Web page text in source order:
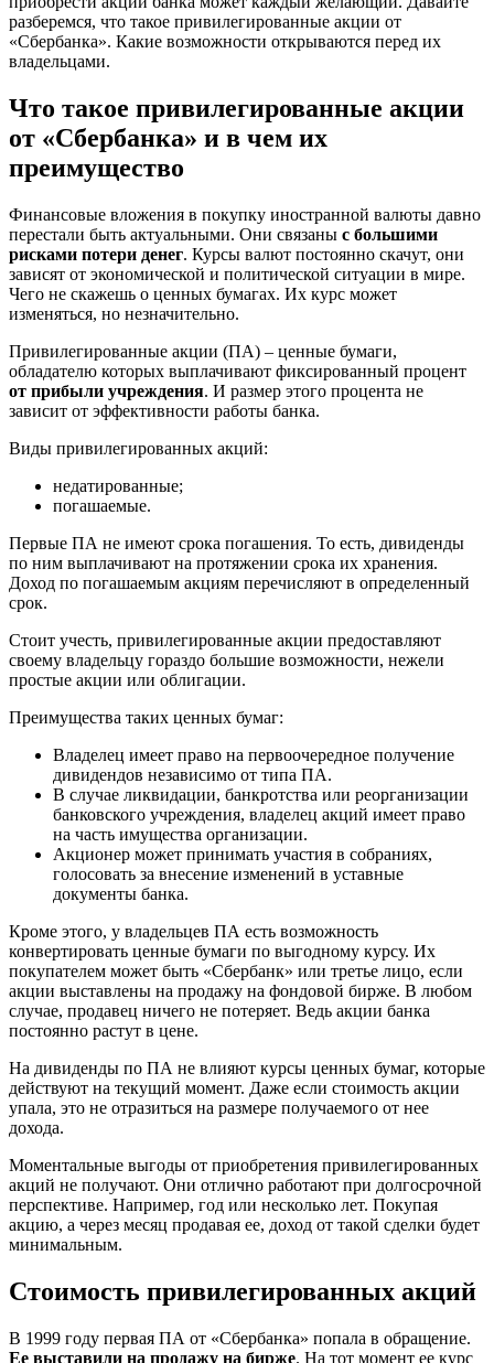
разберемся, что такое привилегированные акции от
«Сбербанка». Какие возможности открываются перед их
владельцами.
Что такое привилегированные акции
от «Сбербанка» и в чем их
преимущество
Финансовые вложения в покупку иностранной валюты давно
перестали быть актуальными. Они связаны с большими
рисками потери денег. Курсы валют постоянно скачут, они
зависят от экономической и политической ситуации в мире.
Чего не скажешь о ценных бумагах. Их курс может
изменяться, но незначительно.
Привилегированные акции (ПА) – ценные бумаги,
обладателю которых выплачивают фиксированный процент
от прибыли учреждения. И размер этого процента не
зависит от эффективности работы банка.
Виды привилегированных акций:
недатированные;
погашаемые.
Первые ПА не имеют срока погашения. То есть, дивиденды
по ним выплачивают на протяжении срока их хранения.
Доход по погашаемым акциям перечисляют в определенный
срок.
Стоит учесть, привилегированные акции предоставляют
своему владельцу гораздо большие возможности, нежели
простые акции или облигации.
Преимущества таких ценных бумаг:
Владелец имеет право на первоочередное получение
дивидендов независимо от типа ПА.
В случае ликвидации, банкротства или реорганизации
банковского учреждения, владелец акций имеет право
на часть имущества организации.
Акционер может принимать участия в собраниях,
голосовать за внесение изменений в уставные
документы банка.
Кроме этого, у владельцев ПА есть возможность
конвертировать ценные бумаги по выгодному курсу. Их
покупателем может быть «Сбербанк» или третье лицо, если
акции выставлены на продажу на фондовой бирже. В любом
случае, продавец ничего не потеряет. Ведь акции банка
постоянно растут в цене.
На дивиденды по ПА не влияют курсы ценных бумаг, которые
действуют на текущий момент. Даже если стоимость акции
упала, это не отразиться на размере получаемого от нее
дохода.
Моментальные выгоды от приобретения привилегированных
акций не получают. Они отлично работают при долгосрочной
перспективе. Например, год или несколько лет. Покупая
акцию, а через месяц продавая ее, доход от такой сделки будет
минимальным.
Стоимость привилегированных акций
В 1999 году первая ПА от «Сбербанка» попала в обращение.
Ее выставили на продажу на бирже. На тот момент ее курс